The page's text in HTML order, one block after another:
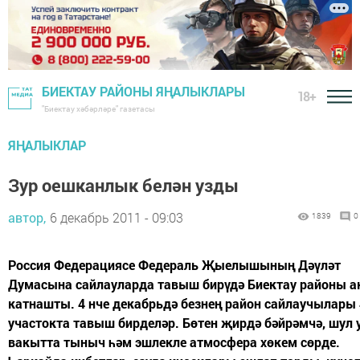
БИЕКТАУ РАЙОНЫ ЯҢАЛЫКЛАРЫ
"Биектау хәбәрләре" газетасы
18+
ЯҢАЛЫКЛАР
Зур оешканлык белән узды
автор, 6 декабрь 2011 - 09:03 1839 0
Россия Федерациясе Федераль Җыелышының Дәүләт
Думасына сайлауларда тавыш бирүдә Биектау районы
катнашты. 4 нче декабрьдә безнең район сайлаучылары
участокта тавыш бирделәр. Бөтен җирдә бәйрәмчә, шул
вакытта тыныч һәм эшлекле атмосфера хөкем сөрде.